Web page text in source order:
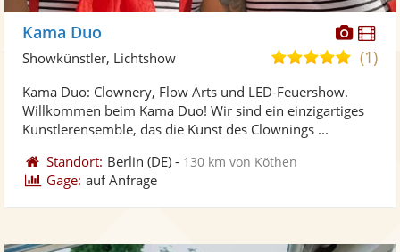
Kama Duo
5,0
Sternen
(1)
Showkünstler, Lichtshow
Kama Duo: Clownery, Flow Arts und LED-Feuershow.
Willkommen beim Kama Duo! Wir sind ein einzigartiges
Künstlerensemble, das die Kunst des Clownings ...
Standort: Berlin (DE) - 130 km von Köthen
Gage: auf Anfrage